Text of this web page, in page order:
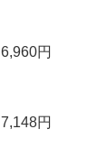
6,960円
7,148円